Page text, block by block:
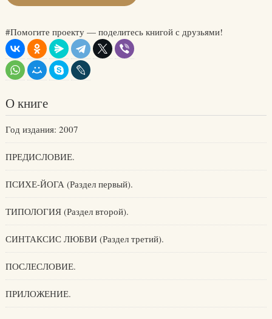
#Помогите проекту — поделитесь книгой с друзьями!
О книге
Год издания: 2007
ПРЕДИСЛОВИЕ.
ПСИХЕ-ЙОГА (Раздел первый).
ТИПОЛОГИЯ (Раздел второй).
СИНТАКСИС ЛЮБВИ (Раздел третий).
ПОСЛЕСЛОВИЕ.
ПРИЛОЖЕНИЕ.